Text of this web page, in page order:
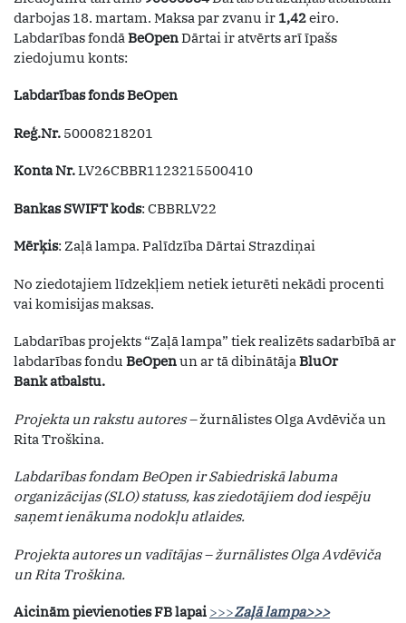
darbojas 18. martam. Maksa par zvanu ir 1,42eiro.
Labdarības fondāBeOpenDārtai ir atvērts arī īpašs
ziedojumu konts:
Labdarības fonds BeOpen
Reģ.Nr. 50008218201
Konta Nr.LV26CBBR1123215500410
Bankas SWIFT kods: CBBRLV22
Mērķis: Zaļā lampa. Palīdzība Dārtai Strazdiņai
No ziedotajiem līdzekļiem netiek ieturēti nekādi procenti
vai komisijas maksas.
Labdarības projekts “Zaļā lampa” tiek realizēts sadarbībā ar
labdarības fondu BeOpenun ar tā dibinātājaBluOr
Bankatbalstu.
Projekta un rakstu autores –žurnālistes Olga Avdēviča un
Rita Troškina.
Labdarības fondam BeOpen ir Sabiedriskā labuma
organizācijas (SLO) statuss, kas ziedotājiem dod iespēju
saņemt ienākuma nodokļu atlaides.
Projekta autores un vadītājas – žurnālistes Olga Avdēviča
un Rita Troškina.
Aicinām pievienoties FB lapai >>>Zaļā lampa>>>